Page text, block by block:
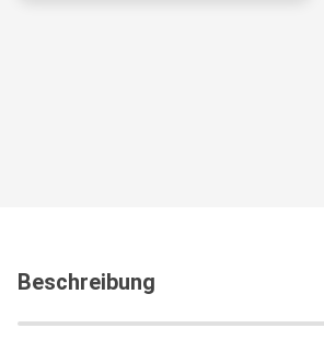
Beschreibung